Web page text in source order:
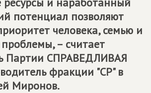
потенциал позволяют
человека, семью и
– считает
Партии СПРАВЕДЛИВАЯ
фракции "СР" в
Миронов.